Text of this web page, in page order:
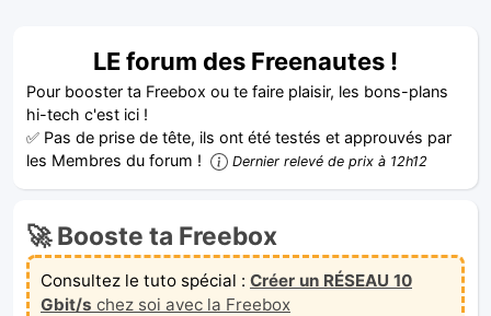
LE forum des Freenautes !
Pour booster ta Freebox ou te faire plaisir, les bons-plans
hi-tech c'est ici !
✅ Pas de prise de tête, ils ont été testés et approuvés par
les Membres du forum !
Dernier relevé de prix à 12h12
🚀 Booste ta Freebox
Consultez le tuto spécial : Créer un RÉSEAU 10
Gbit/s chez soi avec la Freebox